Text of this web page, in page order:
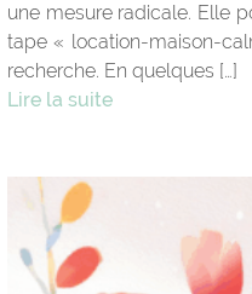
une mesure radicale. Elle
tape « location-maison-
recherche. En quelques […]
Lire la suite